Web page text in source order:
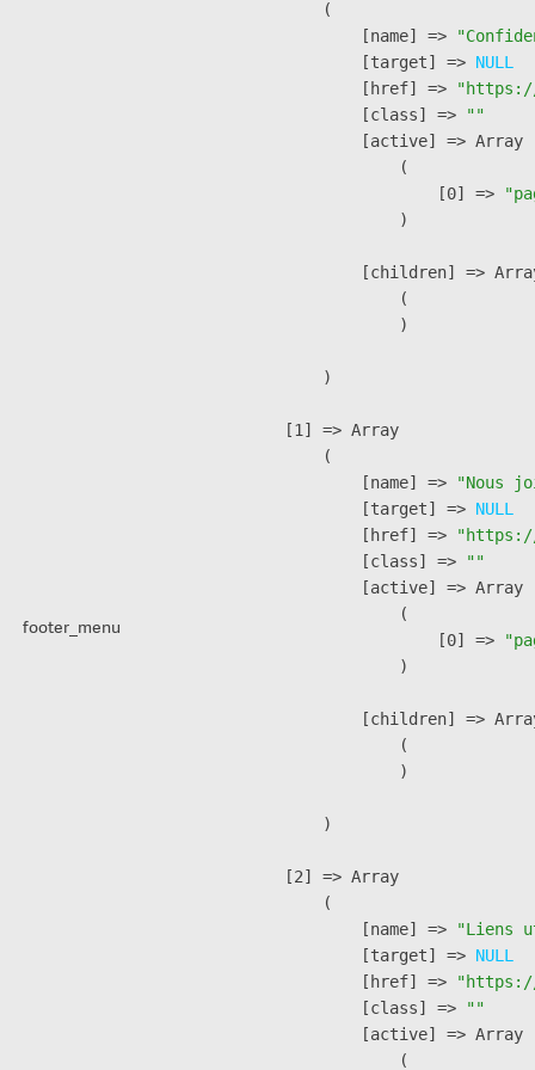
footer_menu
        (
            [name] =>
            [target] =>
NULL
            [href] =>
            [class] =>
""
            [active] => Array
                (
                    [0] =>
                )
[children] =>
                (
                )
        )
    [1] => Array
        (
            [name] =>
"Nous
            [target] =>
NULL
            [href] =>
            [class] =>
""
            [active] => Array
                (
                    [0] =>
                )
[children] =>
                (
                )
        )
    [2] => Array
        (
            [name] =>
"Liens
            [target] =>
NULL
            [href] =>
            [class] =>
""
            [active] => Array
                (